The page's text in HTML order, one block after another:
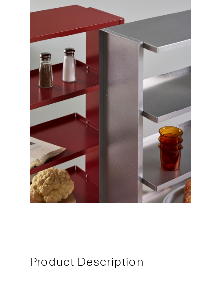
Product Description